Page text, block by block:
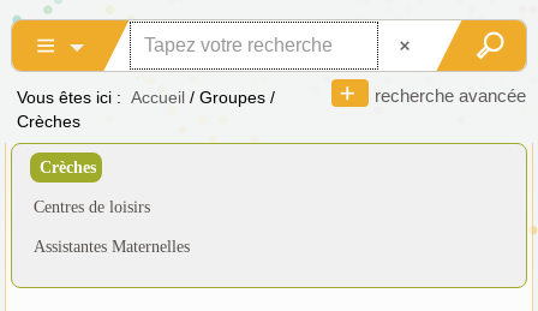
recherche avancée
Vous êtes ici : Accueil / Groupes /
Crèches
Crèches
Centres de loisirs
Assistantes Maternelles